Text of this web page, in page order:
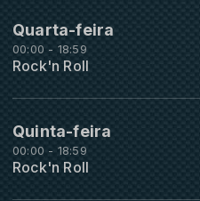
Quarta-feira
00:00 - 18:59
Rock'n Roll
Quinta-feira
00:00 - 18:59
Rock'n Roll